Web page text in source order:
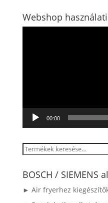
Webshop
00:00
Keresés
következőre:
BOSCH / SIEMENS
► Air fryerhez